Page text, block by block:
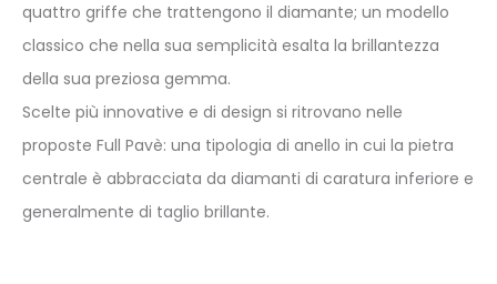
quattro griffe che trattengono il diamante; un modello
classico che nella sua semplicità esalta la brillantezza
della sua preziosa gemma.
Scelte più innovative e di design si ritrovano nelle
proposte Full Pavè: una tipologia di anello in cui la pietra
centrale è abbracciata da diamanti di caratura inferiore e
generalmente di taglio brillante.